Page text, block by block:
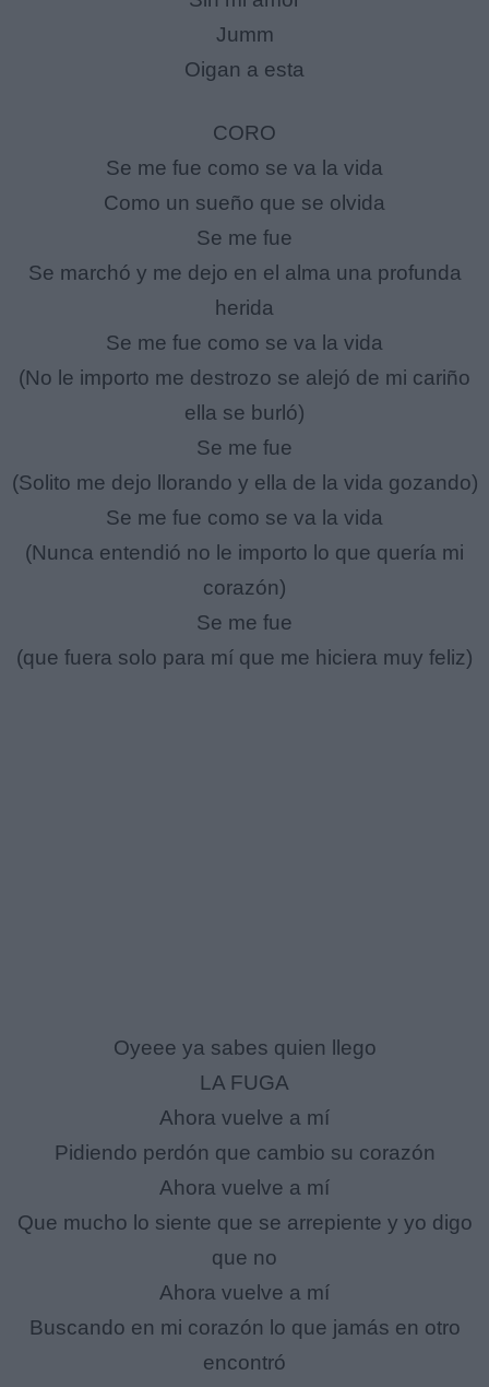
Jumm
Oigan a esta
CORO
Se me fue como se va la vida
Como un sueño que se olvida
Se me fue
Se marchó y me dejo en el alma una profunda
herida
Se me fue como se va la vida
(No le importo me destrozo se alejó de mi cariño
ella se burló)
Se me fue
(Solito me dejo llorando y ella de la vida gozando)
Se me fue como se va la vida
(Nunca entendió no le importo lo que quería mi
corazón)
Se me fue
(que fuera solo para mí que me hiciera muy feliz)
Oyeee ya sabes quien llego
LA FUGA
Ahora vuelve a mí
Pidiendo perdón que cambio su corazón
Ahora vuelve a mí
Que mucho lo siente que se arrepiente y yo digo
que no
Ahora vuelve a mí
Buscando en mi corazón lo que jamás en otro
encontró